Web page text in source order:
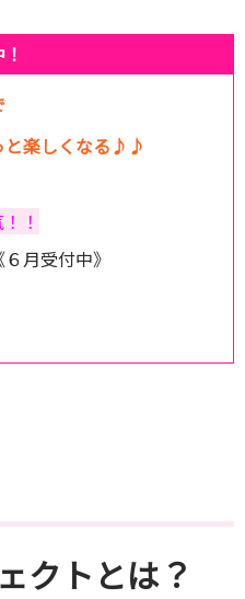
楽しくなる♪♪
！
月受付中》
クトとは？